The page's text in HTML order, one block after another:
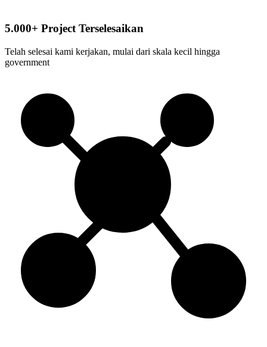
5.000+ Project Terselesaikan
Telah selesai kami kerjakan, mulai dari skala kecil hingga
government